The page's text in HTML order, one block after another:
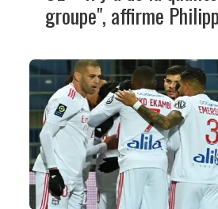
groupe", affirme